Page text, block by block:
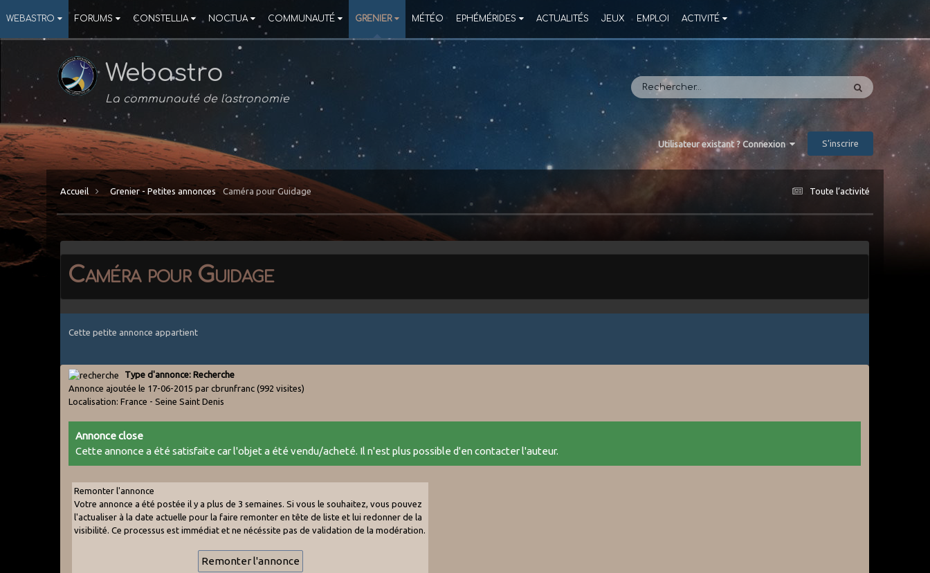
WEBASTRO FORUMS CONSTELLIA NOCTUA COMMUNAUTÉ GRENIER MÉTÉO EPHÉMÉRIDES ACTUALITÉS JEUX EMPLOI ACTIVITÉ
Webastro
La communauté de l'astronomie
Utilisateur existant ? Connexion S’inscrire
Toute l’activité
Accueil Grenier - Petites annonces Caméra pour Guidage
Caméra pour Guidage
Cette petite annonce appartient
Type d'annonce: Recherche
Annonce ajoutée le 17-06-2015 par cbrunfranc(992 visites)
Localisation: France - Seine Saint Denis
Annonce close
Cette annonce a été satisfaite car l'objet a été vendu/acheté. Il n'est plus possible d'en contacter l'auteur.
Remonter l'annonce
Votre annonce a été postée il y a plus de 3 semaines. Si vous le souhaitez, vous pouvez
l'actualiser à la date actuelle pour la faire remonter en tête de liste et lui redonner de la
visibilité. Ce processus est immédiat et ne nécéssite pas de validation de la modération.